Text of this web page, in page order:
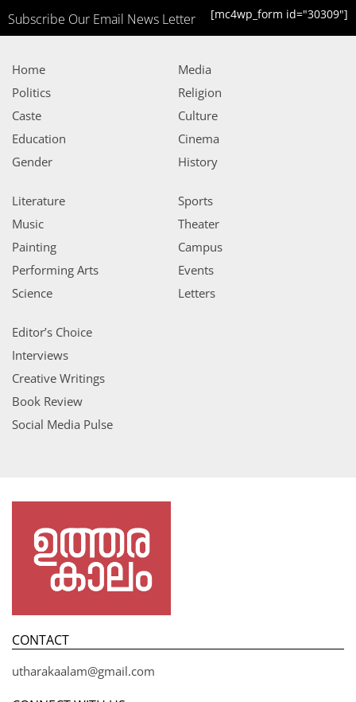
Subscribe Our Email News Letter [mc4wp_form id="30309"]
Home
Politics
Caste
Education
Gender
Media
Religion
Culture
Cinema
History
Literature
Music
Painting
Performing Arts
Science
Sports
Theater
Campus
Events
Letters
Editor’s Choice
Interviews
Creative Writings
Book Review
Social Media Pulse
CONTACT
utharakaalam@gmail.com